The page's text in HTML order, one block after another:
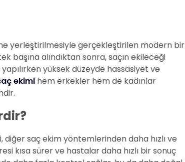
yerleştirilmesiyle gerçekleştirilen modern bir
başına alındıktan sonra, saçın ekileceği
yüksek düzeyde hassasiyet ve
ekimi hem erkekler hem de kadınlar
saç ekim yöntemlerinden daha hızlı ve
kısa sürer ve hastalar daha hızlı bir sonuç